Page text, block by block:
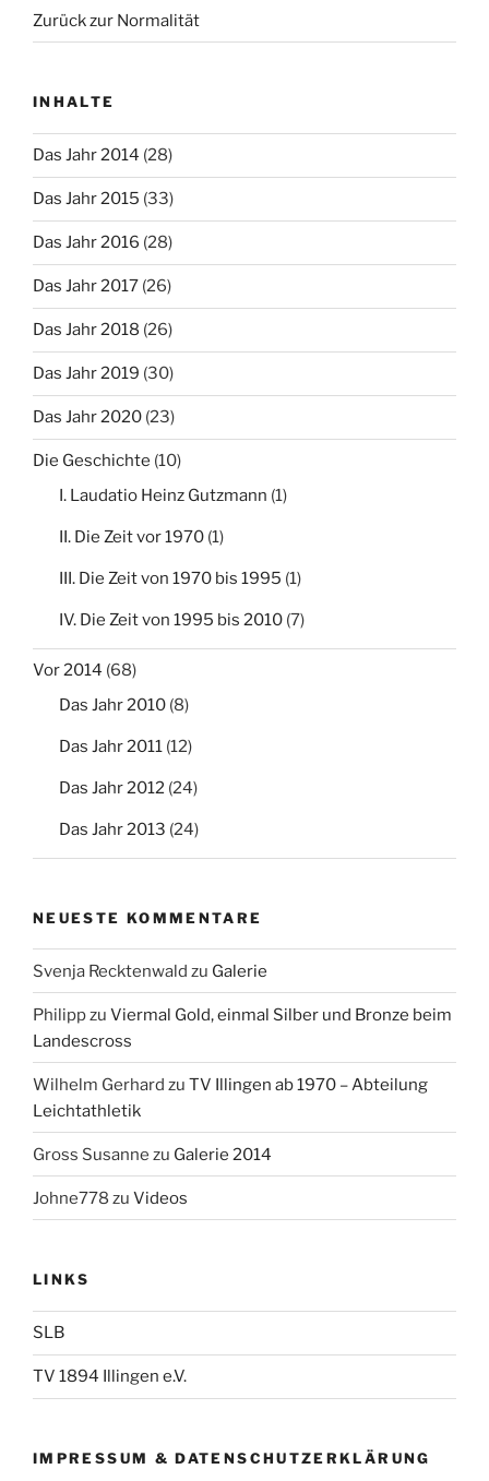
Zurück zur Normalität
INHALTE
Das Jahr 2014 (28)
Das Jahr 2015 (33)
Das Jahr 2016 (28)
Das Jahr 2017 (26)
Das Jahr 2018 (26)
Das Jahr 2019 (30)
Das Jahr 2020 (23)
Die Geschichte (10)
I. Laudatio Heinz Gutzmann (1)
II. Die Zeit vor 1970 (1)
III. Die Zeit von 1970 bis 1995 (1)
IV. Die Zeit von 1995 bis 2010 (7)
Vor 2014 (68)
Das Jahr 2010 (8)
Das Jahr 2011 (12)
Das Jahr 2012 (24)
Das Jahr 2013 (24)
NEUESTE KOMMENTARE
Svenja Recktenwald zu Galerie
Philippzu Viermal Gold, einmal Silber und Bronze beim
Landescross
Wilhelm Gerhard zu TV Illingen ab 1970 – Abteilung
Leichtathletik
Gross Susanne zu Galerie 2014
Johne778 zu Videos
LINKS
SLB
TV 1894 Illingen e.V.
IMPRESSUM & DATENSCHUTZERKLÄRUNG